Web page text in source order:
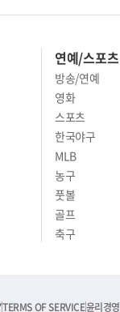
연예/스포츠
방송/연예
영화
스포츠
한국야구
MLB
농구
풋볼
골프
축구
TERMS OF SERVICE윤리경영